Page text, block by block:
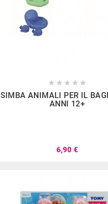
    
SIMBA ANIMALI PER IL
ANNI 12+
6,90 €